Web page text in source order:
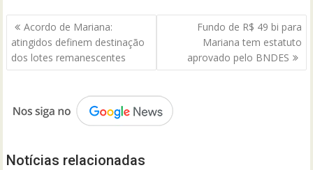
Navegação
de
Post
Acordo de Mariana:
atingidos definem destinação
dos lotes remanescentes
Fundo de R$ 49 bi para
Mariana tem estatuto
aprovado pelo BNDES
Notícias relacionadas